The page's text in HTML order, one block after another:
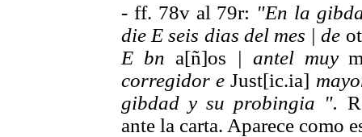
- ff. 78v al 79r: "En la
die E seis dias del mes | de
E bn a[ñ]os | antel muy
corregidor e Just[ic.ia]
gibdad y su probingia ".
ante la carta. Aparece como